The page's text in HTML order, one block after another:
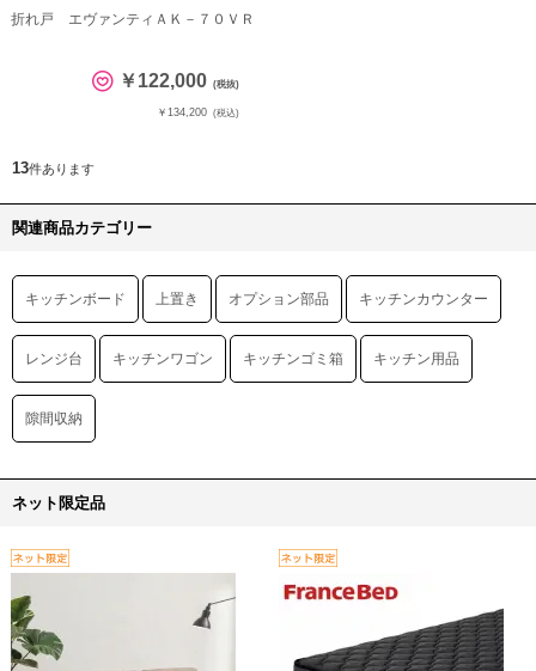
折れ戸 エヴァンティＡＫ－７０ＶＲ
￥122,000 (税抜)
￥134,200 (税込)
13件あります
関連商品カテゴリー
キッチンボード 上置き オプション部品 キッチンカウンター
レンジ台 キッチンワゴン キッチンゴミ箱 キッチン用品
隙間収納
ネット限定品